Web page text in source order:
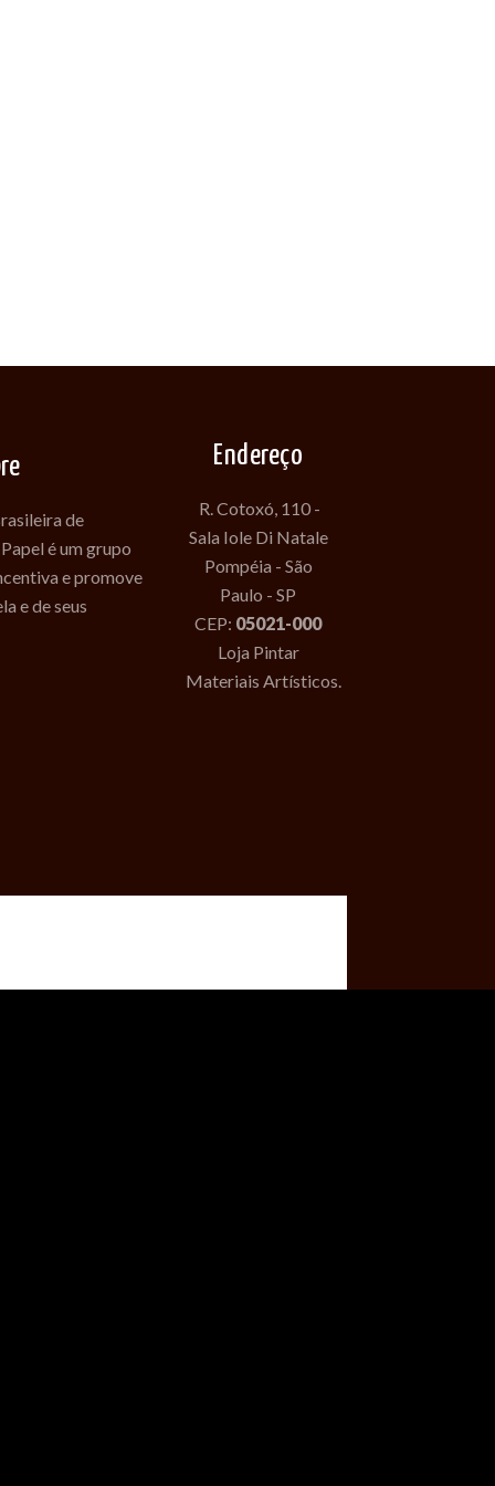
de
é um grupo
e promove
e de seus
Endereço
R. Cotoxó, 110 -
Sala Iole Di Natale
Pompéia - São
Paulo - SP
CEP: 05021-000
Loja Pintar
Materiais Artísticos.